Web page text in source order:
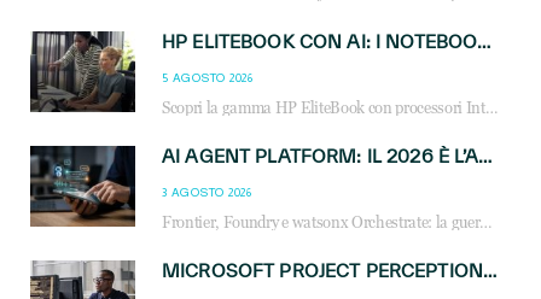
HP ELITEBOOK CON AI: I NOTEBOOK BUSINESS INTELLIGENTI CHE TRASFORMANO PRODUTTIVITÀ, SICUREZZA E LAVORO IBRIDO
5 AGOSTO 2026
Scopri la gamma HP EliteBook con processori Intel® Core™ Ultra e AMD Ryzen™ AI. Notebook business progettati per aumentare la produttività, migliorare la collaborazione e garantire sicurezza avanzata in ufficio e in mobilità.
AI AGENT PLATFORM: IL 2026 È L’ANNO DEL «SISTEMA OPERATIVO» PER GLI AGENTI AZIENDALI
3 AGOSTO 2026
Frontier, Foundry e watsonx Orchestrate: la guerra delle piattaforme AI agent ridisegna il mercato IT. Cosa cambia per reseller, MSP e system integrator.
MICROSOFT PROJECT PERCEPTION: COME GLI AGENTI AI CAMBIERANNO SOC, CYBERSECURITY E SERVIZI MSP